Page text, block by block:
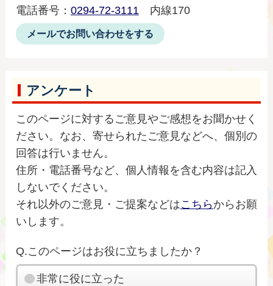
電話番号： 0294-72-3111 内線170
メールでお問い合わせをする
アンケート
このページに対するご意見やご感想をお聞かせく
ださい。なお、寄せられたご意見などへ、個別の
回答は行いません。
住所・電話番号など、個人情報を含む内容は記入
しないでください。
それ以外のご意見・ご提案などはこちらからお願
いします。
Q.このページはお役に立ちましたか？
非常に役に立った